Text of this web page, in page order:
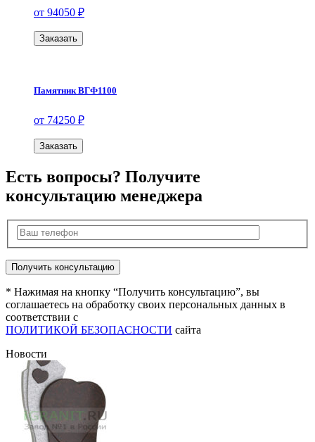
от 94050 ₽
Заказать
Памятник ВГФ1100
от 74250 ₽
Заказать
Есть вопросы? Получите
консультацию менеджера
* Нажимая на кнопку “Получить консультацию”, вы
соглашаетесь на обработку своих персональных данных в
соответствии с
ПОЛИТИКОЙ БЕЗОПАСНОСТИ сайта
Новости